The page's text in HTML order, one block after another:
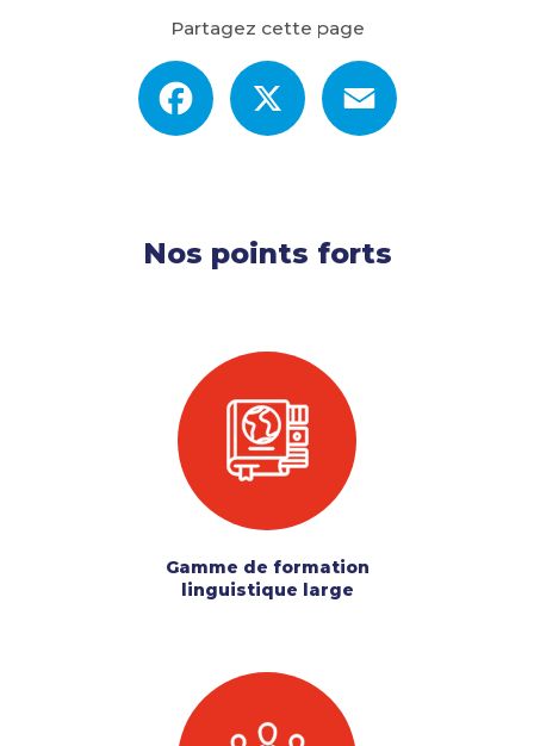
Partagez cette page
Facebook
Nos points forts
Gamme de formation
linguistique large